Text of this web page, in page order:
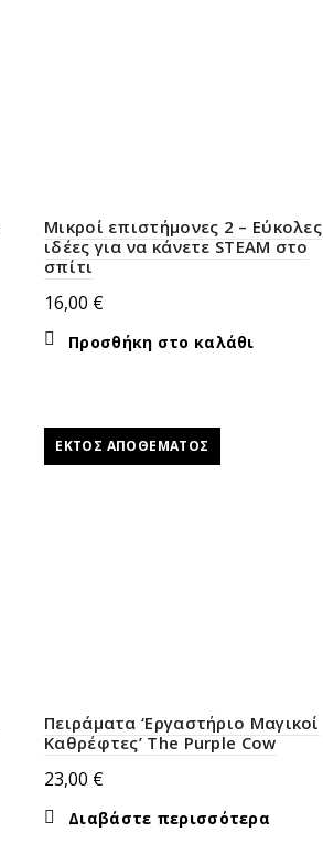
Μικροί επιστήμονες 2 – Εύκολες
ιδέες για να κάνετε STEAM στο
σπίτι
16,00 €
Προσθήκη στο καλάθι
ΕΚΤΌΣ ΑΠΟΘΈΜΑΤΟΣ
Πειράματα ‘Εργαστήριο Μαγικοί
Καθρέφτες’ The Purple Cow
23,00 €
Διαβάστε περισσότερα